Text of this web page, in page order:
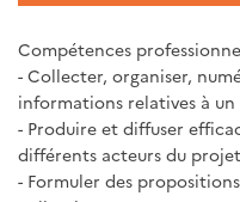
Compétences
- Collecter, organiser,
informations relatives à
- Produire et diffuser
différents acteurs du
- Formuler des